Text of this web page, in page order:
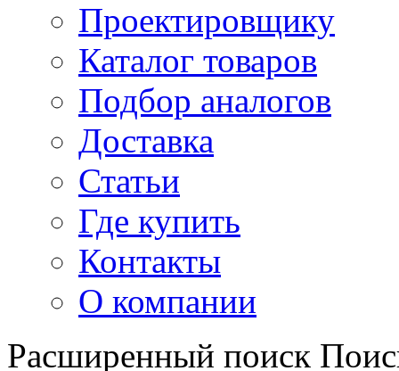
Проектировщику
Каталог товаров
Подбор аналогов
Доставка
Статьи
Где купить
Контакты
О компании
Расширенный поиск